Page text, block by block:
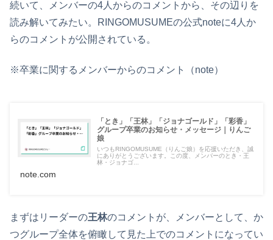
続いて、メンバーの4人からのコメントから、その辺りを
読み解いてみたい。RINGOMUSUMEの公式noteに4人か
らのコメントが公開されている。
※卒業に関するメンバーからのコメント（note）
「とき」「王林」「ジョナゴールド」「彩香」
グループ卒業のお知らせ・メッセージ｜りんご
娘
いつもRINGOMUSUME（りんご娘）を応援いただき、誠
にありがとうございます。この度、メンバーのとき・王
林・ジョナゴ...
note.com
まずはリーダーの王林のコメントが、メンバーとして、か
つグループ全体を俯瞰して見た上でのコメントになってい